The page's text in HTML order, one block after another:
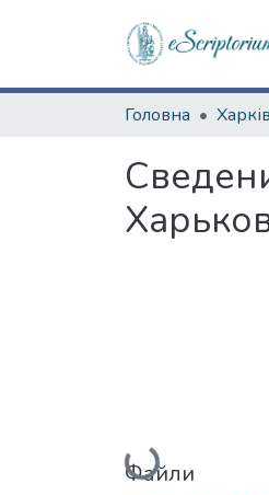
Головна
Вантажиться...
Файли